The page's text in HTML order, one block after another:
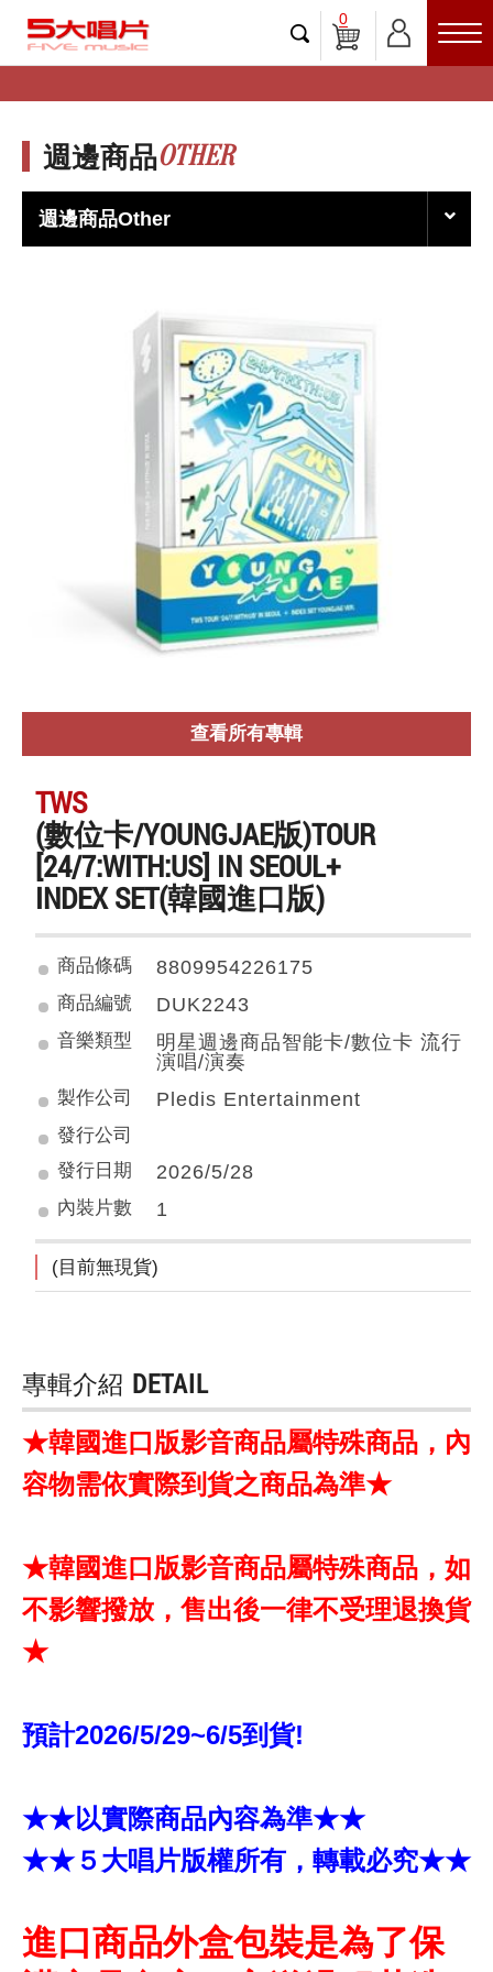
0
週邊商品OTHER
週邊商品Other
查看所有專輯
TWS
(數位卡/YOUNGJAE版)TOUR
[24/7:WITH:US] IN SEOUL+
INDEX SET(韓國進口版)
商品條碼 8809954226175
商品編號 DUK2243
音樂類型
明星週邊商品智能卡/數位卡 流行
演唱/演奏
製作公司 Pledis Entertainment
發行公司
發行日期
2026/5/28
內裝片數 1
(目前無現貨)
專輯介紹 DETAIL
★韓國進口版影音商品屬特殊商品，內
容物需依實際到貨之商品為準★
★韓國進口版影音商品屬特殊商品，如
不影響撥放，售出後一律不受理退換貨
★
預計2026/5/29~6/5到貨!
★★以實際商品內容為準★★
★★５大唱片版權所有，轉載必究★★
進口商品外盒包裝是為了保